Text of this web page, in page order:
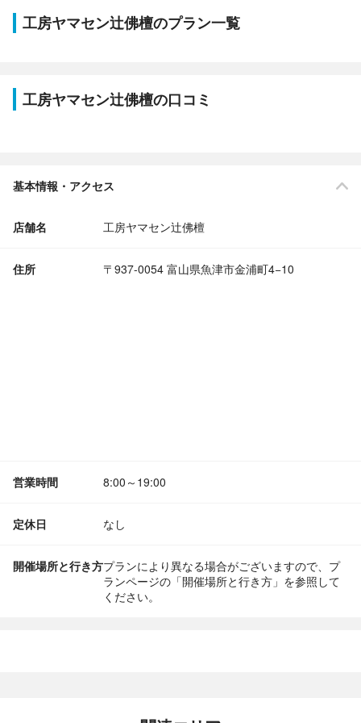
工房ヤマセン辻佛檀のプラン一覧
工房ヤマセン辻佛檀の口コミ
基本情報・アクセス
店舗名 工房ヤマセン辻佛檀
住所 〒937-0054 富山県魚津市金浦町4−10
営業時間 8:00～19:00
定休日 なし
開催場所と行き方プランにより異なる場合がございますので、プ
ランページの「開催場所と行き方」を参照して
ください。